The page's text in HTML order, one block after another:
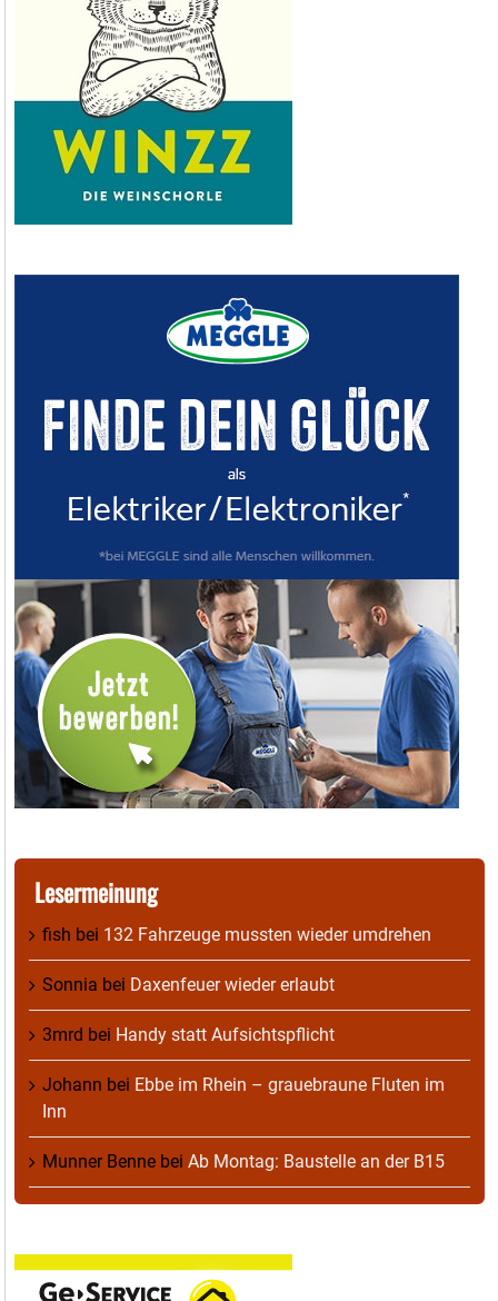
Lesermeinung
fish bei 132 Fahrzeuge mussten wieder umdrehen
Sonnia bei Daxenfeuer wieder erlaubt
3mrd bei Handy statt Aufsichtspflicht
Johann bei Ebbe im Rhein – grauebraune Fluten im
Inn
Munner Benne bei Ab Montag: Baustelle an der B15